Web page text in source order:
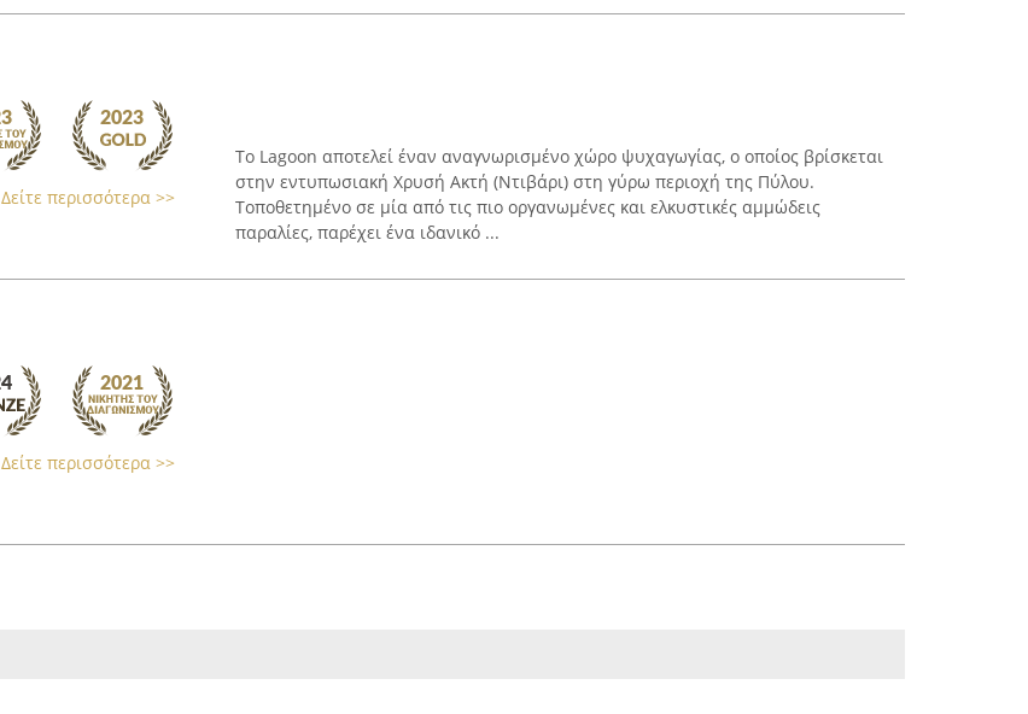
Δείτε περισσότερα >>
Το Lagoon αποτελεί έναν αναγνωρισμένο χώρο ψυχαγωγίας, ο οποίος βρίσκεται
στην εντυπωσιακή Χρυσή Ακτή (Ντιβάρι) στη γύρω περιοχή της Πύλου.
Τοποθετημένο σε μία από τις πιο οργανωμένες και ελκυστικές αμμώδεις
παραλίες, παρέχει ένα ιδανικό ...
Δείτε περισσότερα >>